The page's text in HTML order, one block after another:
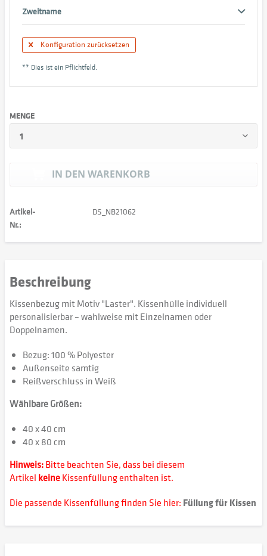
Zweitname
Konfiguration zurücksetzen
** Dies ist ein Pflichtfeld.
MENGE
IN DEN WARENKORB
Artikel-
Nr.:
DS_NB21062
Beschreibung
Kissenbezug mit Motiv "Laster". Kissenhülle individuell
personalisierbar – wahlweise mit Einzelnamen oder
Doppelnamen.
Bezug: 100 % Polyester
Außenseite samtig
Reißverschluss in Weiß
Wählbare Größen:
40 x 40 cm
40 x 80 cm
Hinweis:Bitte beachten Sie, dass bei diesem
Artikel keineKissenfüllung enthalten ist.
Die passende Kissenfüllung finden Sie hier: Füllung für Kissen